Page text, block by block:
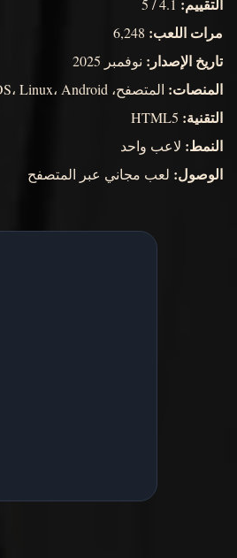
التقييم:
مرات اللعب:
تاريخ الإصدار: نوفمبر 2025
المنصات: المتصفح، Windows، macOS، Linux، Android
التقنية:
النمط: لاعب واحد
الوصول: لعب مجاني عبر المتصفح